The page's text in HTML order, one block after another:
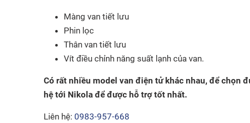
Màng van tiết lưu
Phin lọc
Thân van tiết lưu
Vít điều chỉnh năng suất lạnh của van.
Có rất nhiều model van điện tử khác nhau, để chọn
hệ tới Nikola để được hỗ trợ tốt nhất.
Liên hệ: 0983-957-668